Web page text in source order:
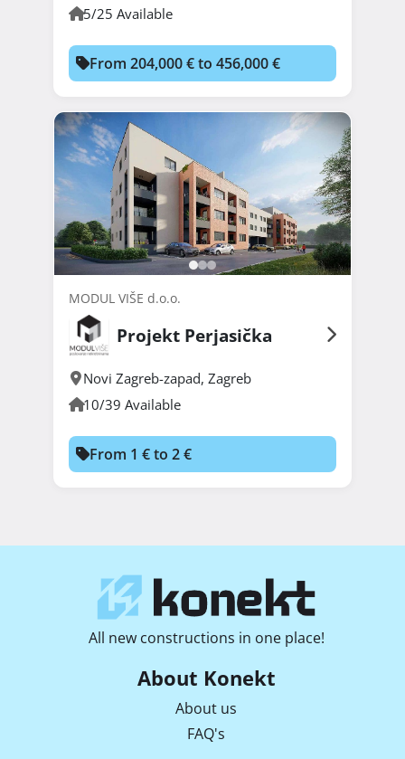
5/25 Available
From 204,000 € to 456,000 €
MODUL VIŠE d.o.o.
Projekt Perjasička
Novi Zagreb-zapad, Zagreb
10/39 Available
From 1 € to 2 €
All new constructions in one place!
About Konekt
About us
FAQ's